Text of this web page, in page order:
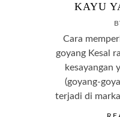
KAYU
Cara
goyang Kesal
kesayangan
(goyang-
terjadi di